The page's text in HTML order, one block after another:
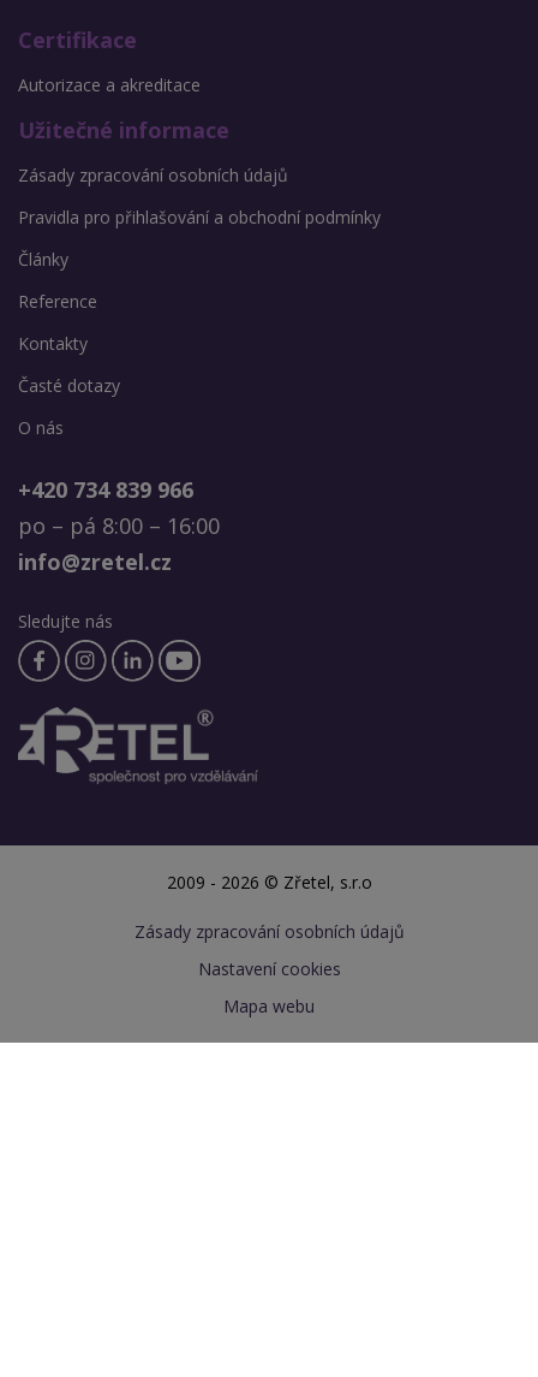
Certifikace
Autorizace a akreditace
Užitečné informace
Zásady zpracování osobních údajů
Pravidla pro přihlašování a obchodní podmínky
Články
Reference
Kontakty
Časté dotazy
O nás
+420 734 839 966
po – pá 8:00 – 16:00
info@zretel.cz
Sledujte nás
2009 - 2026 © Zřetel, s.r.o
Zásady zpracování osobních údajů
Nastavení cookies
Mapa webu